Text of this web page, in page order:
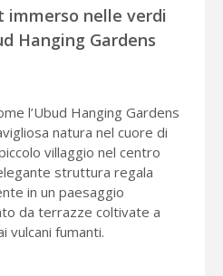
immerso nelle verdi
Hanging Gardens
l’Ubud Hanging Gardens
natura nel cuore di
villaggio nel centro
struttura regala
in un paesaggio
da terrazze coltivate a
vulcani fumanti.